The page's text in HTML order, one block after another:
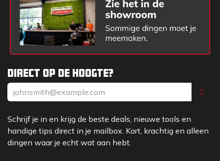
Direct op de hoogte?
Schrijf je in en krijg de beste deals, nieuwe tools en
handige tips direct in je mailbox. Kort, krachtig en alleen
dingen waar je echt wat aan hebt.